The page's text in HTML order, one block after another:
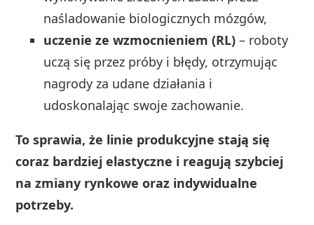
naśladowanie biologicznych mózgów,
uczenie ze wzmocnieniem (RL) – roboty
uczą się przez próby i błędy, otrzymując
nagrody za udane działania i
udoskonalając swoje zachowanie.
To sprawia, że linie produkcyjne stają się
coraz bardziej elastyczne i reagują szybciej
na zmiany rynkowe oraz indywidualne
potrzeby.